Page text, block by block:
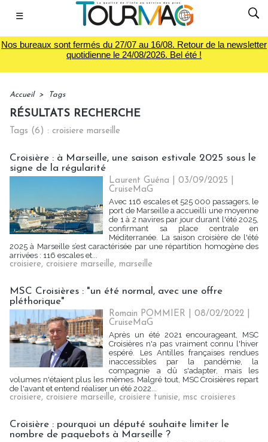
☰
Nos bureaux sont fermés du 27/07 au 16/08. Retour de la newsletter
quotidienne le 24/08/2026. Bel été !
Accueil > Tags
RÉSULTATS RECHERCHE
Tags (6) : croisiere marseille
Croisière : à Marseille, une saison estivale 2025 sous le
signe de la régularité
Laurent Guéna | 03/09/2025
CruiseMaG
Avec 116 escales et 525 000 passagers, le
port de Marseille a accueilli une moyenne
de 1 à 2 navires par jour durant l'été 2025,
confirmant sa place centrale en
Méditerranée. La saison croisière de l'été
2025 à Marseille s’est caractérisée par une répartition homogène des
arrivées : 116 escales et...
croisiere, croisiere marseille, marseille
MSC Croisières : "un été normal, avec une offre
pléthorique"
Romain POMMIER | 08/02/2022
CruiseMaG
Après un été 2021 encourageant, MSC
Croisières n'a pas vraiment connu l'hiver
espéré. Les Antilles françaises rendues
inaccessibles par la pandémie, la
compagnie a dû s'adapter, mais les
volumes n'étaient plus les mêmes. Malgré tout, MSC Croisières repart
de l'avant et entend réaliser un été 2022...
croisiere, croisiere marseille, croisiere tunisie, msc croisieres
Croisière : pourquoi un député souhaite limiter le
nombre de paquebots à Marseille ?